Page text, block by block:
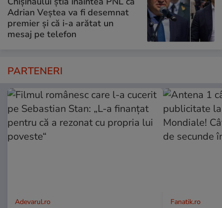
Adrian Veștea va fi desemnat
premier și că i-a arătat un
mesaj pe telefon
PARTENERI
Adevarul.ro Fanatik.ro